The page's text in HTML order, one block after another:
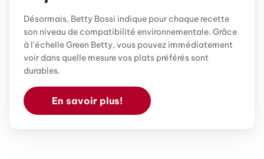
Désormais, Betty Bossi indique pour chaque recette
son niveau de compatibilité environnementale. Grâce
à l'échelle Green Betty, vous pouvez immédiatement
voir dans quelle mesure vos plats préférés sont
durables.
En savoir plus!